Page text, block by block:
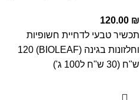
120.00 ₪
תכשיר טבעי לדחיית חשופיות
וחלזונות בגינה (BIOLEAF) 120
ש"ח (30 ש"ח ל100 ג')